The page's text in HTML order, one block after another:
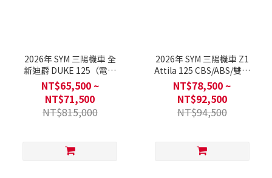
2026年 SYM 三陽機車 全
新迪爵 DUKE 125（電驅
版本）EnMIS雙火星塞/鼓
煞/碟煞/CBS/LED頭燈/七
期
NT$65,500 ~
NT$71,500
NT$815,000
2026年 SYM 三陽機車 Z1
Attila 125 CBS/ABS/雙碟
煞/七期
NT$78,500 ~
NT$92,500
NT$94,500